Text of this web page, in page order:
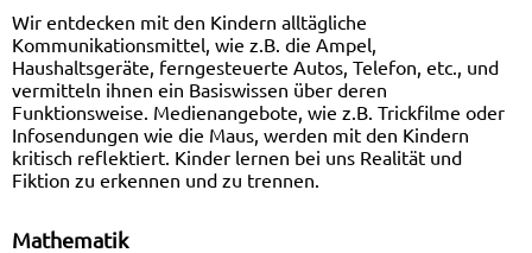
Wir entdecken mit den Kindern alltägliche
Kommunikationsmittel, wie z.B. die Ampel,
Haushaltsgeräte, ferngesteuerte Autos, Telefon, etc., und
vermitteln ihnen ein Basiswissen über deren
Funktionsweise. Medienangebote, wie z.B. Trickfilme oder
Infosendungen wie die Maus, werden mit den Kindern
kritisch reflektiert. Kinder lernen bei uns Realität und
Fiktion zu erkennen und zu trennen.
Mathematik